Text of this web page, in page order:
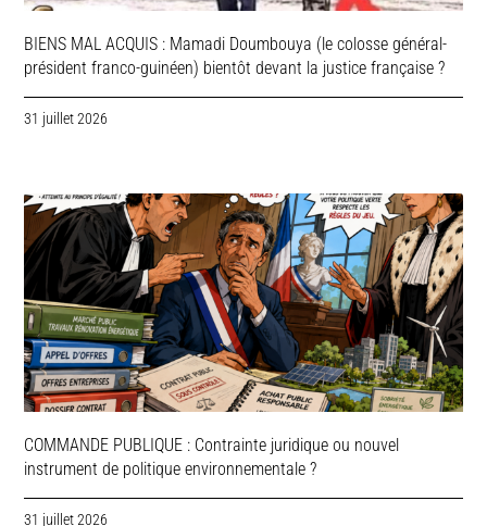
BIENS MAL ACQUIS : Mamadi Doumbouya (le colosse général-
président franco-guinéen) bientôt devant la justice française ?
31 juillet 2026
COMMANDE PUBLIQUE : Contrainte juridique ou nouvel
instrument de politique environnementale ?
31 juillet 2026